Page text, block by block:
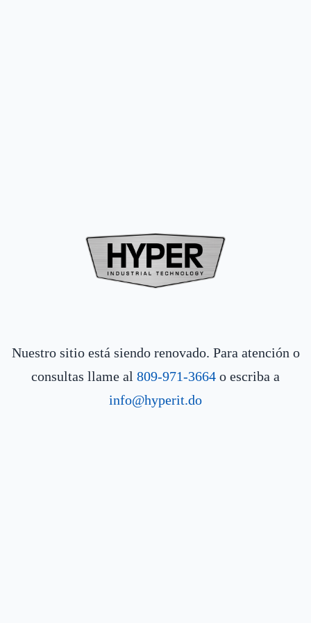
Nuestro sitio está siendo renovado. Para atención o
consultas llame al 809-971-3664 o escriba a
info@hyperit.do